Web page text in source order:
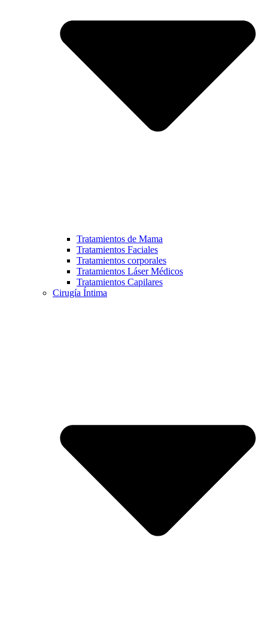
Tratamientos de Mama
Tratamientos Faciales
Tratamientos corporales
Tratamientos Láser Médicos
Tratamientos Capilares
Cirugía Íntima